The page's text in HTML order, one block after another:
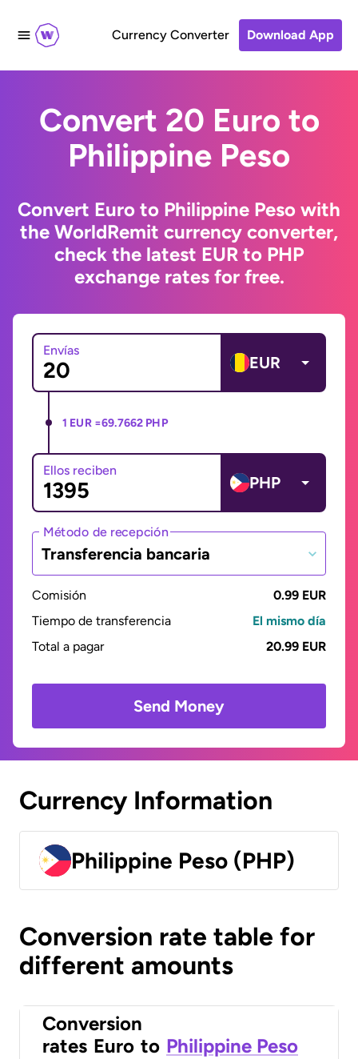
Currency Converter Download App
Convert 20 Euro to
Philippine Peso
Convert Euro to Philippine Peso with
the WorldRemit currency converter,
check the latest EUR to PHP
exchange rates for free.
Envías
EUR
1 EUR =69.7662 PHP
Ellos reciben
PHP
Método de recepción
Transferencia bancaria
Comisión
0.99 EUR
Tiempo de transferencia
El mismo día
Total a pagar
20.99 EUR
Send Money
Currency Information
Philippine Peso (PHP)
Conversion rate table for
different amounts
Conversion
rates Euro to Philippine Peso